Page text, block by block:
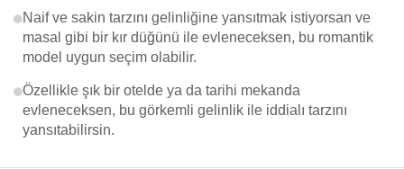
Naif ve sakin tarzını gelinliğine yansıtmak istiyorsan ve
masal gibi bir kır düğünü ile evleneceksen, bu romantik
model uygun seçim olabilir.
Özellikle şık bir otelde ya da tarihi mekanda
evleneceksen, bu görkemli gelinlik ile iddialı tarzını
yansıtabilirsin.